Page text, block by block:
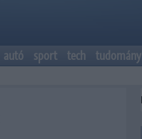
autó sport tech tudomány